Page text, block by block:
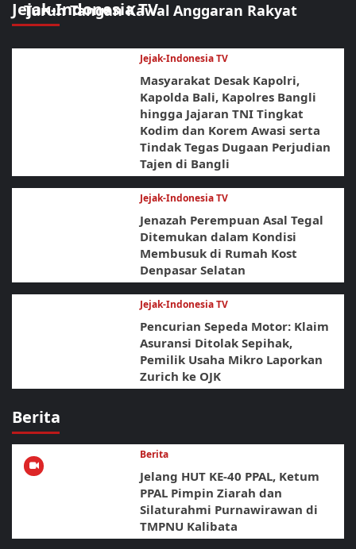
Jejak-Indonesia TV
Turun Tangan Kawal Anggaran Rakyat
Jejak-Indonesia TV
Masyarakat Desak Kapolri,
Kapolda Bali, Kapolres Bangli
hingga Jajaran TNI Tingkat
Kodim dan Korem Awasi serta
Tindak Tegas Dugaan Perjudian
Tajen di Bangli
Jejak-Indonesia TV
Jenazah Perempuan Asal Tegal
Ditemukan dalam Kondisi
Membusuk di Rumah Kost
Denpasar Selatan
Jejak-Indonesia TV
Pencurian Sepeda Motor: Klaim
Asuransi Ditolak Sepihak,
Pemilik Usaha Mikro Laporkan
Zurich ke OJK
Berita
Berita
Jelang HUT KE-40 PPAL, Ketum
PPAL Pimpin Ziarah dan
Silaturahmi Purnawirawan di
TMPNU Kalibata